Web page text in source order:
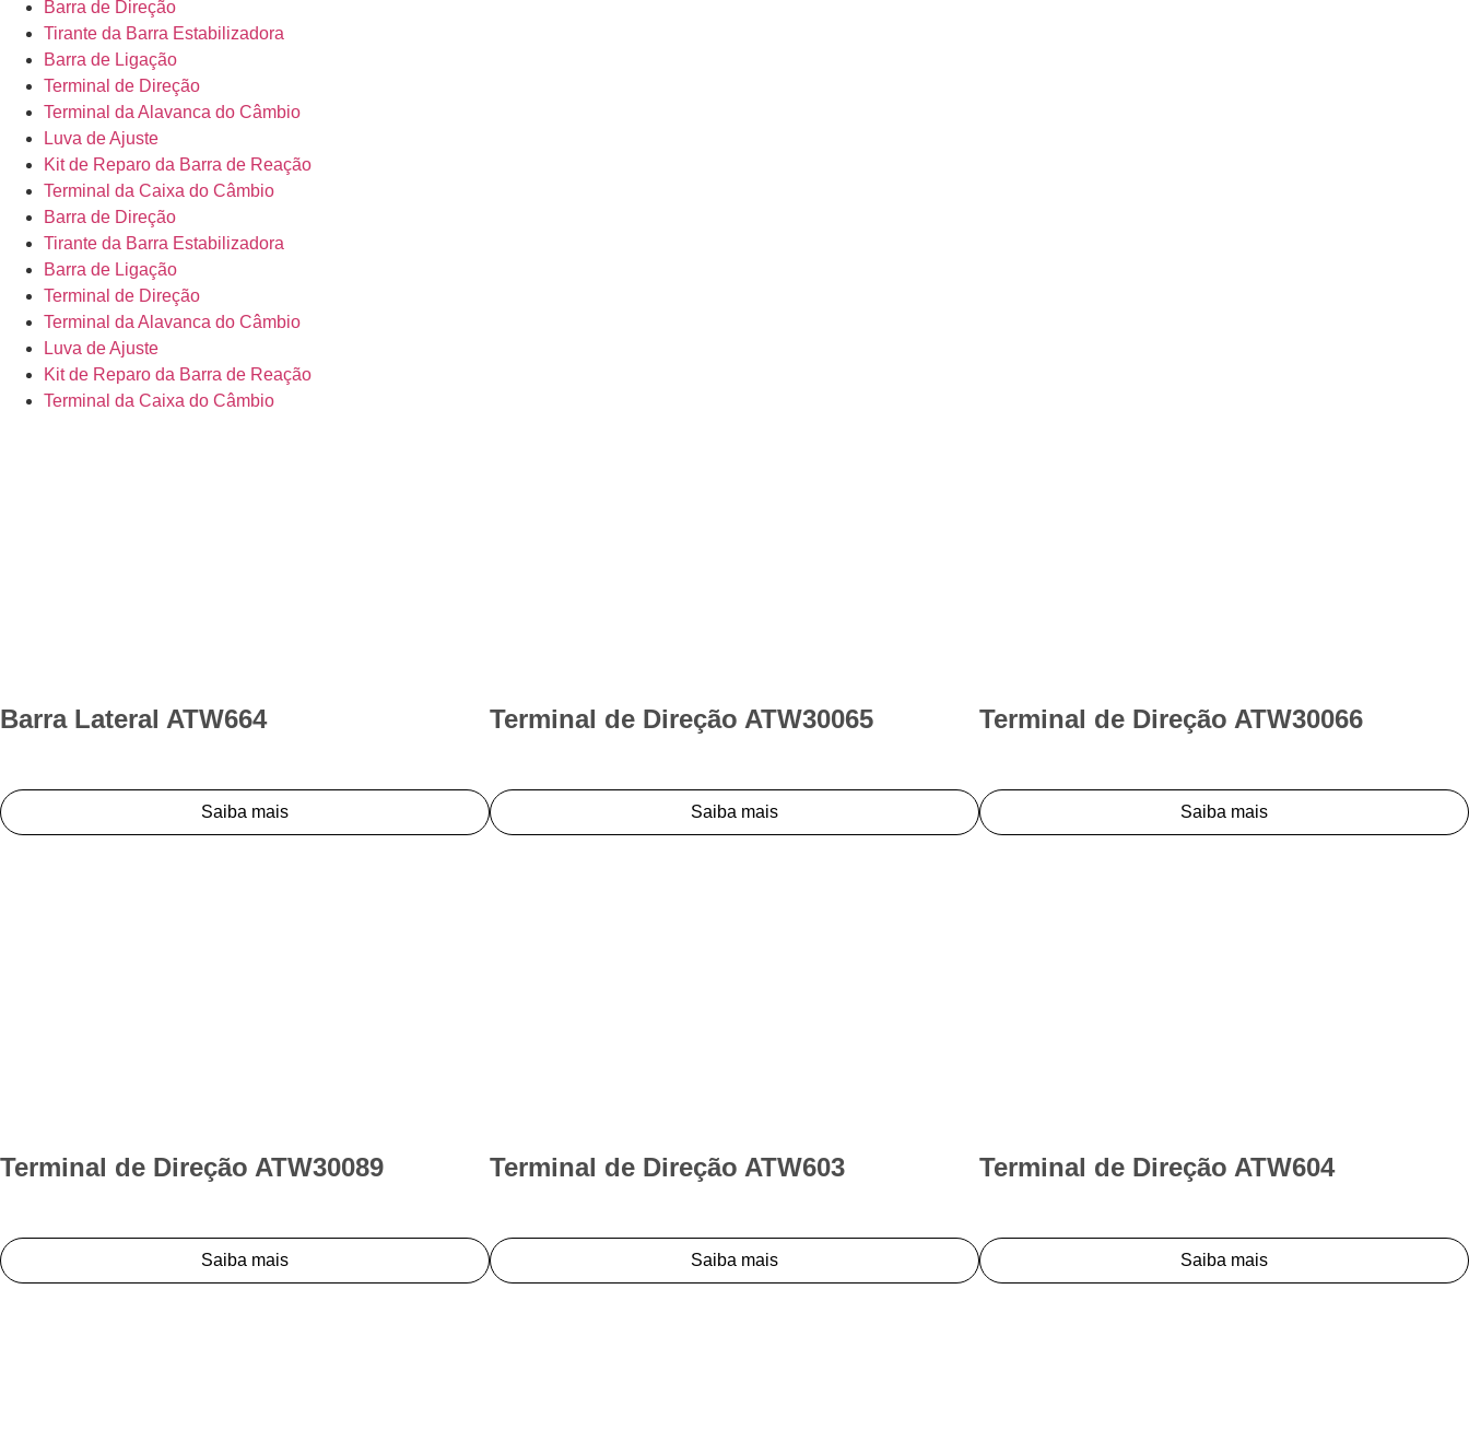
Barra de Direção
Tirante da Barra Estabilizadora
Barra de Ligação
Terminal de Direção
Terminal da Alavanca do Câmbio
Luva de Ajuste
Kit de Reparo da Barra de Reação
Terminal da Caixa do Câmbio
Barra de Direção
Tirante da Barra Estabilizadora
Barra de Ligação
Terminal de Direção
Terminal da Alavanca do Câmbio
Luva de Ajuste
Kit de Reparo da Barra de Reação
Terminal da Caixa do Câmbio
Barra Lateral ATW664
Saiba mais
Terminal de Direção ATW30065
Saiba mais
Terminal de Direção ATW30066
Saiba mais
Terminal de Direção ATW30089
Saiba mais
Terminal de Direção ATW603
Saiba mais
Terminal de Direção ATW604
Saiba mais